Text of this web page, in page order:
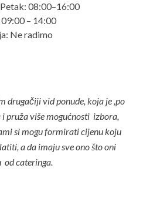
08:00–16:00
– 14:00
Ne radimo
drugačiji vid ponude, koja je ,po
pruža više mogućnosti izbora,
si mogu formirati cijenu koju
a da imaju sve ono što oni
od cateringa.